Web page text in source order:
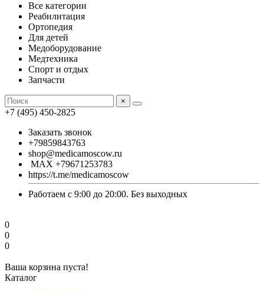
Все категории
Реабилитация
Ортопедия
Для детей
Медоборудование
Mедтехника
Спорт и отдых
Запчасти
×
+7 (495) 450-2825
Заказать звонок
+79859843763
shop@medicamoscow.ru
MAX +79671253783
https://t.me/medicamoscow
Работаем с 9:00 до 20:00. Без выходных
0
0
0
Ваша корзина пуста!
Каталог